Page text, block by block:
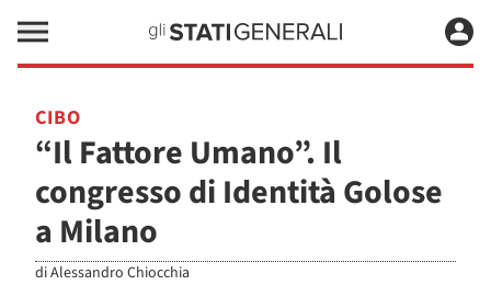
CIBO
“Il Fattore Umano”. Il
congresso di Identità Golose
a Milano
diAlessandro Chiocchia